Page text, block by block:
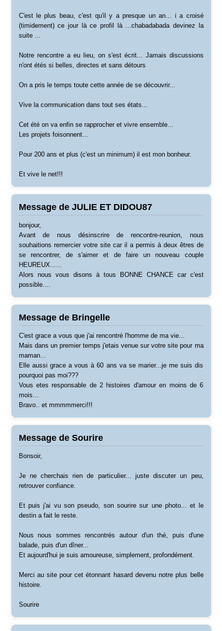
C'est le plus beau, c'est qu'il y a presque un an... i a croisé
(timidement) ce jour là ce profil là ...chabadabada devinez la
suite ...
Notre rencontre a eu lieu, on s'est écrit... Jamais discussions
n'ont étés si belles, directes et sans détours
On a pris le temps toute cette année de se découvrir...
Vive la communication dans tout ses états...
Cet été on va enfin se rapprocher et vivre ensemble...
Les projets foisonnent...
Pour 200 ans et plus (c'est un minimum) il est mon bonheur.
Et vive le net!!!
Message de JULIE ET DIDOU87
bonjour,
Avant de nous désinscrire de rencontre-reunion, nous
souhaitions remercier votre site car il a permis à deux êtres de
se rencontrer, de s'aimer et de faire un nouveau couple
HEUREUX......
Alors nous vous disons à tous BONNE CHANCE car c'est
possible....
Message de Bringelle
C'est grace a vous que j'ai rencontré l'homme de ma vie...
Mais dans un premier temps j'etais venue sur votre site pour ma
maman...
Elle aussi grace a vous à 60 ans va se marier...je me suis dis
pourquoi pas moi???
Vous etes responsable de 2 histoires d'amour en moins de 6
mois...
Bravo.. et mmmmmerci!!!
Message de Sourire
Bonsoir,
Je ne cherchais rien de particulier... juste discuter un peu,
retrouver confiance.
Et puis j'ai vu son pseudo, son sourire sur une photo... et le
destin a fait le reste.
Nous nous sommes rencontrés autour d'un thé, puis d'une
balade, puis d'un dîner...
Et aujourd'hui je suis amoureuse, simplement, profondément.
Merci au site pour cet étonnant hasard devenu notre plus belle
histoire.
Sourire